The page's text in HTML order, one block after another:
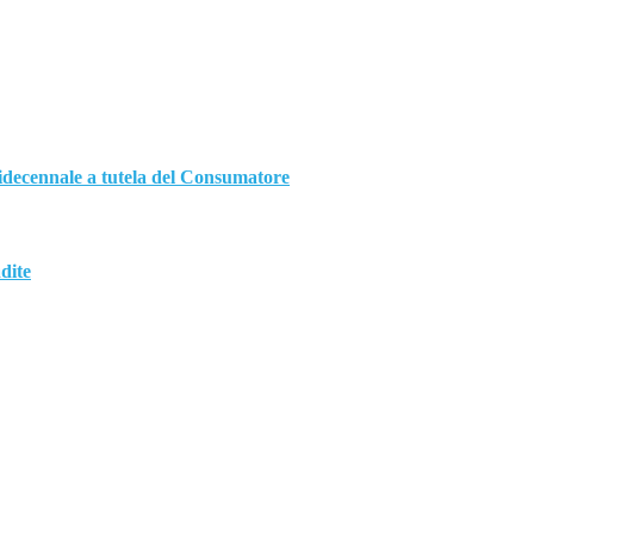
a tutela del Consumatore